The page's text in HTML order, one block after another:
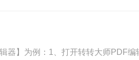
器】为例：1、打开转转大师PDF编